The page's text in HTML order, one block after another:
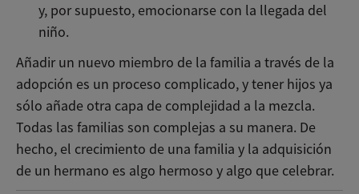
y, por supuesto, emocionarse con la llegada del
niño.
Añadir un nuevo miembro de la familia a través de la
adopción es un proceso complicado, y tener hijos ya
sólo añade otra capa de complejidad a la mezcla.
Todas las familias son complejas a su manera. De
hecho, el crecimiento de una familia y la adquisición
de un hermano es algo hermoso y algo que celebrar.